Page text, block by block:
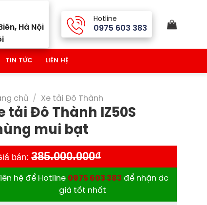
Hà Nội
Hotline
0975 603 383
TIN TỨC LIÊN HỆ
chủ / Xe tải Đô Thành
tải Đô Thành IZ50S
mui bạt
bán:385.000.000₫
hệ để Hotline 0975 603 383 để nhận dc
giá tốt nhất